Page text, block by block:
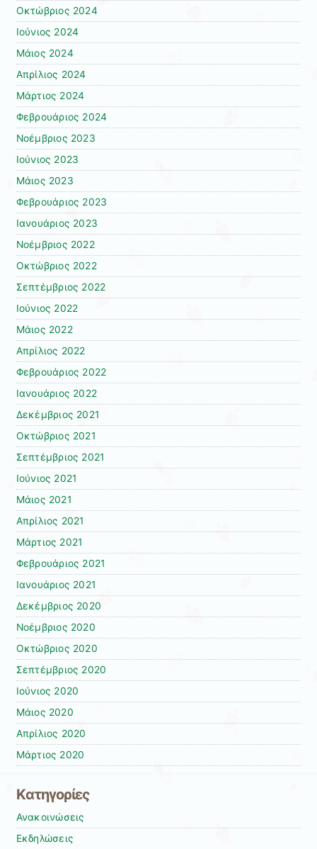
Οκτώβριος 2024
Ιούνιος 2024
Μάιος 2024
Απρίλιος 2024
Μάρτιος 2024
Φεβρουάριος 2024
Νοέμβριος 2023
Ιούνιος 2023
Μάιος 2023
Φεβρουάριος 2023
Ιανουάριος 2023
Νοέμβριος 2022
Οκτώβριος 2022
Σεπτέμβριος 2022
Ιούνιος 2022
Μάιος 2022
Απρίλιος 2022
Φεβρουάριος 2022
Ιανουάριος 2022
Δεκέμβριος 2021
Οκτώβριος 2021
Σεπτέμβριος 2021
Ιούνιος 2021
Μάιος 2021
Απρίλιος 2021
Μάρτιος 2021
Φεβρουάριος 2021
Ιανουάριος 2021
Δεκέμβριος 2020
Νοέμβριος 2020
Οκτώβριος 2020
Σεπτέμβριος 2020
Ιούνιος 2020
Μάιος 2020
Απρίλιος 2020
Μάρτιος 2020
Kατηγορίες
Ανακοινώσεις
Εκδηλώσεις